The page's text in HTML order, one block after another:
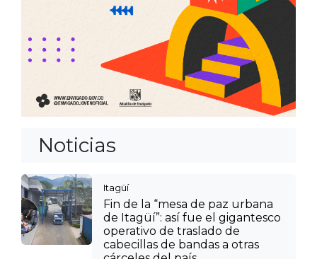
Noticias
Itagüí
Fin de la “mesa de paz urbana
de Itagüí”: así fue el gigantesco
operativo de traslado de
cabecillas de bandas a otras